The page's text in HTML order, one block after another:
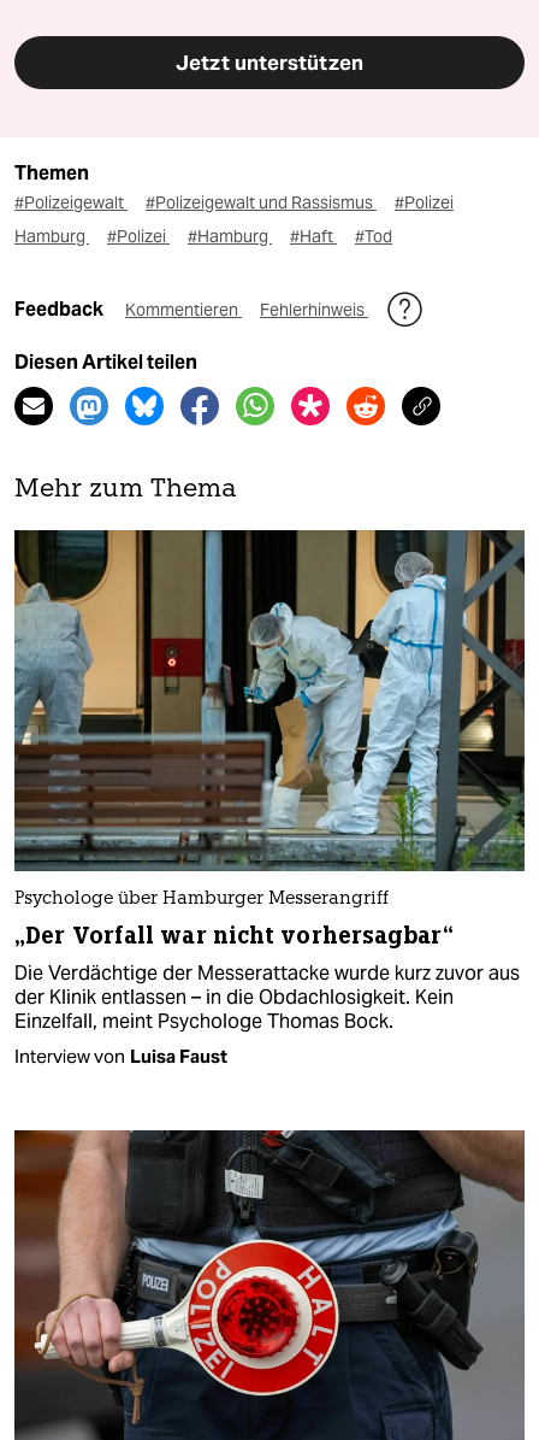
Jetzt unterstützen
Themen
#Polizeigewalt #Polizeigewalt und Rassismus
#Polizei
Hamburg
#Polizei #Hamburg #Haft #Tod
Feedback Kommentieren Fehlerhinweis
Diesen Artikel teilen
Mehr zum Thema
Psychologe über Hamburger Messerangriff
„Der Vorfall war nicht vorhersagbar“
Die Verdächtige der Messerattacke wurde kurz zuvor aus
der Klinik entlassen – in die Obdachlosigkeit. Kein
Einzelfall, meint Psychologe Thomas Bock.
Interview von Luisa Faust